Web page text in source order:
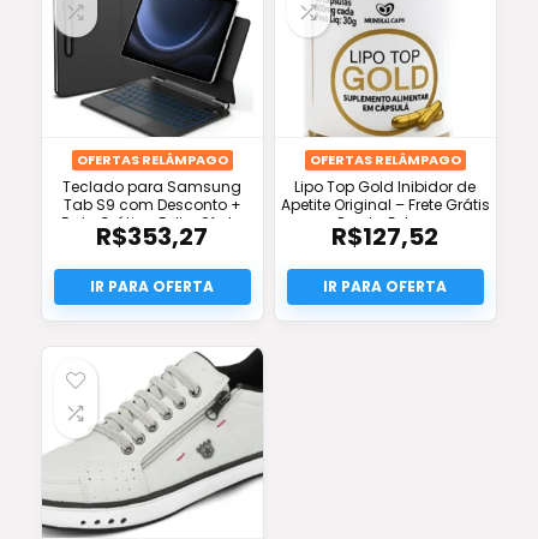
OFERTAS RELÂMPAGO
Teclado para Samsung
Tab S9 com Desconto +
Frete Grátis e Full – Oferta
Imperdível!
R$353,27
OFERTAS RELÂMPAGO
Lipo Top Gold Inibidor de
Apetite Original – Frete Grátis
e Pronta Entrega
R$127,52